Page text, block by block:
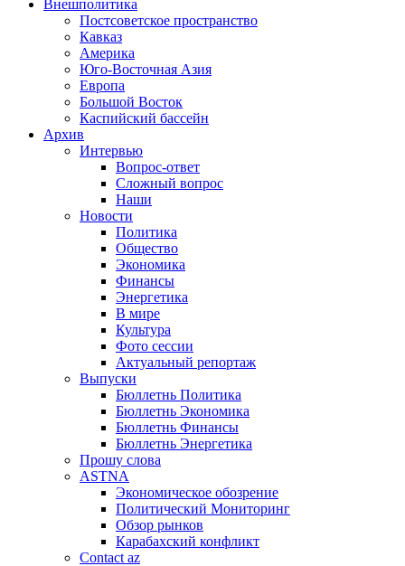
Внешполитика
Постсоветское пространство
Кавказ
Америка
Юго-Восточная Азия
Европа
Большой Восток
Каспийский бассейн
Архив
Интервью
Вопрос-ответ
Сложный вопрос
Наши
Новости
Политика
Общество
Экономика
Финансы
Энергетика
В мире
Культура
Фото сессии
Актуальный репортаж
Выпуски
Бюллетнь Политика
Бюллетнь Экономика
Бюллетнь Финансы
Бюллетнь Энергетика
Прошу слова
ASTNA
Экономическое обозрение
Политический Мониторинг
Обзор рынков
Карабахский конфликт
Contact az